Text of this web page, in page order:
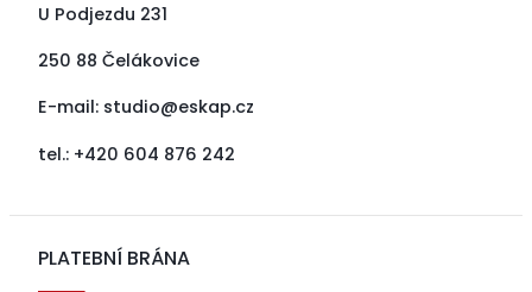
U Podjezdu 231
250 88 Čelákovice
E-mail: studio@eskap.cz
tel.: +420 604 876 242
PLATEBNÍ BRÁNA